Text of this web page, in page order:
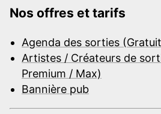
Nos offres et tarifs
Agenda des sorties
Artistes / Créateurs de
Premium / Max)
Bannière pub